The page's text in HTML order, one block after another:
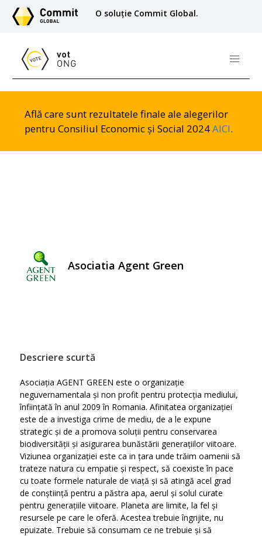
O soluție Commit Global.
Află care sunt rezultatele finale ale alegerilor
pentru Consiliul Economic și Social 2024AICI.
Asociatia Agent Green
Descriere scurtă
Asociația AGENT GREEN este o organizație
neguvernamentala și non profit pentru protecția mediului,
înființată în anul 2009 în Romania. Afinitatea organizației
este de a investiga crime de mediu, de a le expune
strategic și de a promova soluții pentru conservarea
biodiversității și asigurarea bunăstării generațiilor viitoare.
Viziunea organizației este ca in țara unde trăim oamenii să
trateze natura cu empatie și respect, să coexiste în pace
cu toate formele naturale de viață și să atingă acel grad
de conștiință pentru a păstra apa, aerul și solul curate
pentru generațiile viitoare. Planeta are limite, la fel și
resursele pe care le oferă. Acestea trebuie îngrijite, nu
epuizate. Trebuie să consumam ce ne trebuie și să